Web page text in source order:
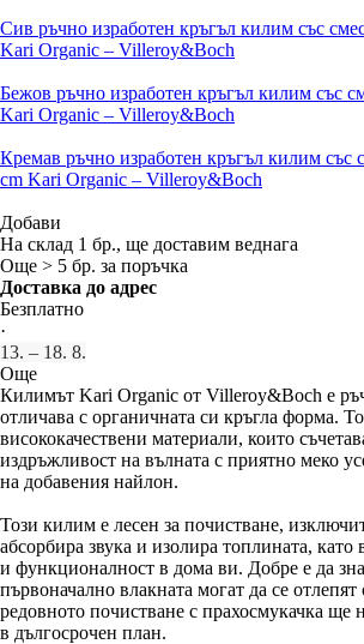
Сив ръчно изработен кръгъл килим със
Kari Organic – Villeroy&Boch
Бежов ръчно изработен кръгъл килим със
Kari Organic – Villeroy&Boch
Кремав ръчно изработен кръгъл килим със
cm Kari Organic – Villeroy&Boch
Добави
На склад 1 бр., ще доставим веднага
Още > 5 бр. за поръчка
Доставка до адрес
Безплатно
·
13. – 18. 8.
Още
Килимът Kari Organic от Villeroy&Boch е
отличава с органичната си кръгла форма.
висококачествени материали, които
издръжливост на вълната с приятно меко
на добавения найлон.
Този килим е лесен за почистване,
абсорбира звука и изолира топлината, като
и функционалност в дома ви. Добре е да
първоначално влакната могат да се
редовното почистване с прахосмукачка ще
в дългосрочен план.